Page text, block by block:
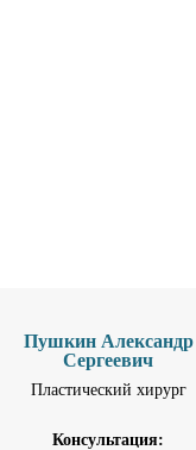
Пушкин Александр
Сергеевич
Пластический хирург
Консультация: